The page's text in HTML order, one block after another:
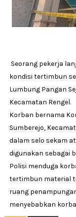
Seorang pekerja
kondisi tertimbun
Lumbung Pangan
Kecamatan Rengel.
Korban bernama
Sumberejo,
dalam selo sekam
digunakan sebagai
Polisi menduga
tertimbun material
ruang
menyebabkan